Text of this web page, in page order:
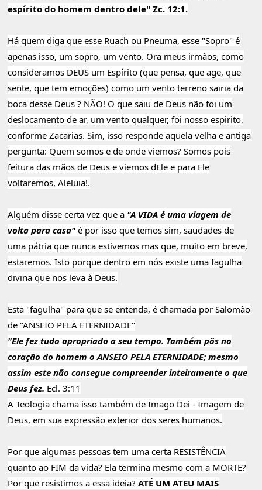
espírito do homem dentro dele" Zc. 12:1.
Há quem diga que esse Ruach ou Pneuma, esse "Sopro" é
apenas isso, um sopro, um vento. Ora meus irmãos, como
consideramos DEUS um Espírito (que pensa, que age, que
sente, que tem emoções) como um vento terreno sairia da
boca desse Deus ? NÃO! O que saiu de Deus não foi um
deslocamento de ar, um vento qualquer, foi nosso espirito,
conforme Zacarias. Sim, isso responde aquela velha e antiga
pergunta: Quem somos e de onde viemos? Somos pois
feitura das mãos de Deus e viemos dEle e para Ele
voltaremos, Aleluia!.
Alguém disse certa vez que a "A VIDA é uma viagem de
volta para casa"é por isso que temos sim, saudades de
uma pátria que nunca estivemos mas que, muito em breve,
estaremos. Isto porque dentro em nós existe uma fagulha
divina que nos leva à Deus.
Esta "fagulha" para que se entenda, é chamada por Salomão
de "ANSEIO PELA ETERNIDADE"
"Ele fez tudo apropriado a seu tempo. Também pôs no
coração do homem o ANSEIO PELA ETERNIDADE; mesmo
assim este não consegue compreender inteiramente o que
Deus fez. Ecl. 3:11
A Teologia chama isso também de Imago Dei - Imagem de
Deus, em sua expressão exterior dos seres humanos.
Por que algumas pessoas tem uma certa RESISTÊNCIA
quanto ao FIM da vida? Ela termina mesmo com a MORTE?
Por que resistimos a essa ideia?ATÉ UM ATEU MAIS